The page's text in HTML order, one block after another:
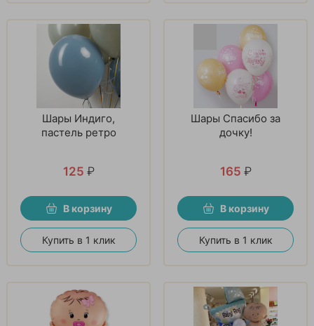
Шары Индиго,
пастель ретро
125 ₽
В корзину
Купить в 1 клик
Шары Спасибо за
дочку!
165 ₽
В корзину
Купить в 1 клик